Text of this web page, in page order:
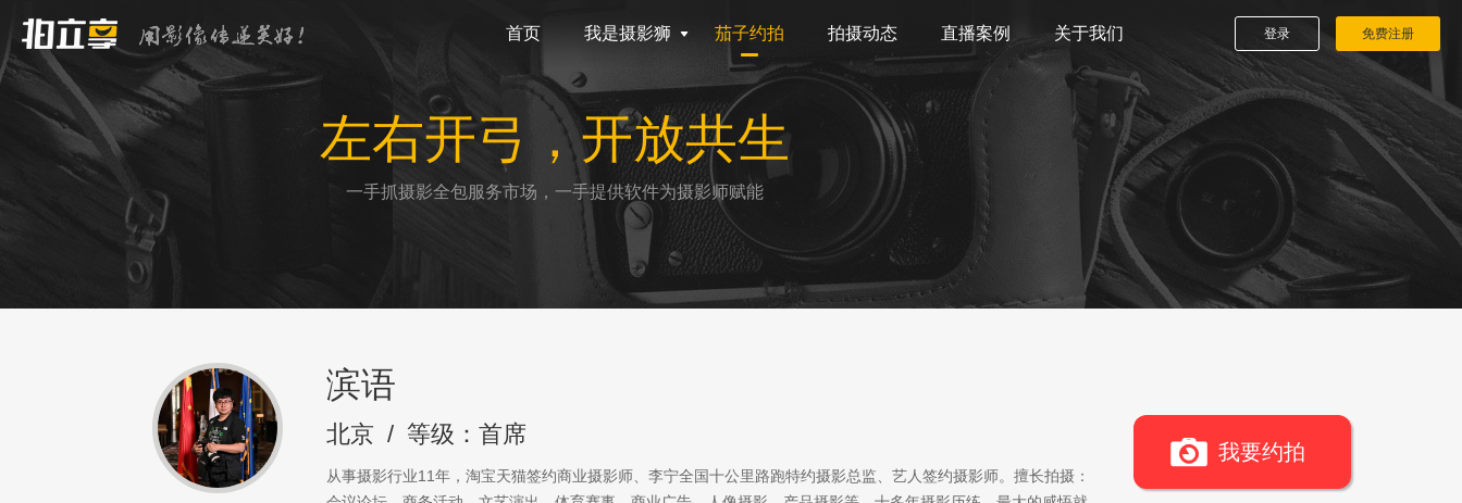
首页 我是摄影狮 茄子约拍 拍摄动态 直播案例 关于我们 登录 免费注册
左右开弓，开放共生
一手抓摄影全包服务市场，一手提供软件为摄影师赋能
滨语
北京 / 等级：首席
从事摄影行业11年，淘宝天猫签约商业摄影师、李宁全国十公里路跑特约摄影总监、艺人签约摄影师。擅长拍摄：
我要约拍